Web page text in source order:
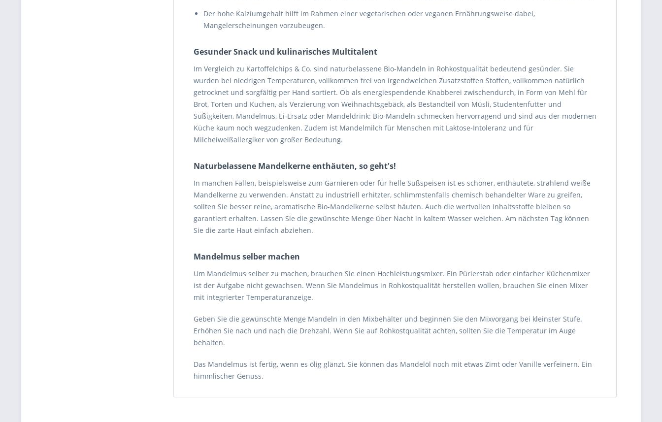
Der hohe Kalziumgehalt hilft im Rahmen einer vegetarischen oder veganen Ernährungsweise dabei,
Mangelerscheinungen vorzubeugen.
Gesunder Snack und kulinarisches Multitalent
Im Vergleich zu Kartoffelchips & Co. sind naturbelassene Bio-Mandeln in Rohkostqualität bedeutend gesünder. Sie
wurden bei niedrigen Temperaturen, vollkommen frei von irgendwelchen Zusatzstoffen Stoffen, vollkommen natürlich
getrocknet und sorgfältig per Hand sortiert. Ob als energiespendende Knabberei zwischendurch, in Form von Mehl für
Brot, Torten und Kuchen, als Verzierung von Weihnachtsgebäck, als Bestandteil von Müsli, Studentenfutter und
Süßigkeiten, Mandelmus, Ei-Ersatz oder Mandeldrink: Bio-Mandeln schmecken hervorragend und sind aus der modernen
Küche kaum noch wegzudenken. Zudem ist Mandelmilch für Menschen mit Laktose-Intoleranz und für
Milcheiweißallergiker von großer Bedeutung.
Naturbelassene Mandelkerne enthäuten, so geht's!
In manchen Fällen, beispielsweise zum Garnieren oder für helle Süßspeisen ist es schöner, enthäutete, strahlend weiße
Mandelkerne zu verwenden. Anstatt zu industriell erhitzter, schlimmstenfalls chemisch behandelter Ware zu greifen,
sollten Sie besser reine, aromatische Bio-Mandelkerne selbst häuten. Auch die wertvollen Inhaltsstoffe bleiben so
garantiert erhalten. Lassen Sie die gewünschte Menge über Nacht in kaltem Wasser weichen. Am nächsten Tag können
Sie die zarte Haut einfach abziehen.
Mandelmus selber machen
Um Mandelmus selber zu machen, brauchen Sie einen Hochleistungsmixer. Ein Pürierstab oder einfacher Küchenmixer
ist der Aufgabe nicht gewachsen. Wenn Sie Mandelmus in Rohkostqualität herstellen wollen, brauchen Sie einen Mixer
mit integrierter Temperaturanzeige.
Geben Sie die gewünschte Menge Mandeln in den Mixbehälter und beginnen Sie den Mixvorgang bei kleinster Stufe.
Erhöhen Sie nach und nach die Drehzahl. Wenn Sie auf Rohkostqualität achten, sollten Sie die Temperatur im Auge
behalten.
Das Mandelmus ist fertig, wenn es ölig glänzt. Sie können das Mandelöl noch mit etwas Zimt oder Vanille verfeinern. Ein
himmlischer Genuss.